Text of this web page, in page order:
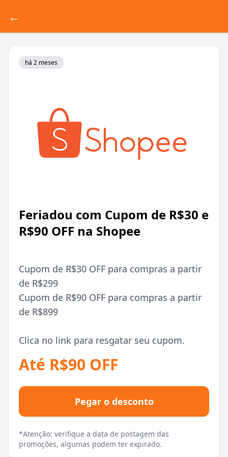
←
há 2 meses
Feriadou com Cupom de R$30 e
R$90 OFF na Shopee
Cupom de R$30 OFF para compras a partir
de R$299
Cupom de R$90 OFF para compras a partir
de R$899
Clica no link para resgatar seu cupom.
Até R$90 OFF
Pegar o desconto
*Atenção: verifique a data de postagem das
promoções, algumas podem ter expirado.